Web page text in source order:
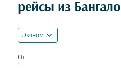
рейсы из
Эконом expand_more
От